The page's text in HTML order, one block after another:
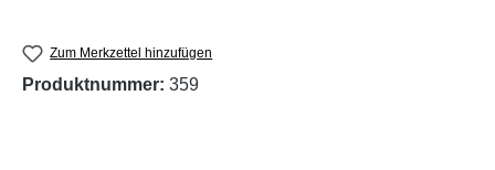
Zum Merkzettel hinzufügen
Produktnummer: 359